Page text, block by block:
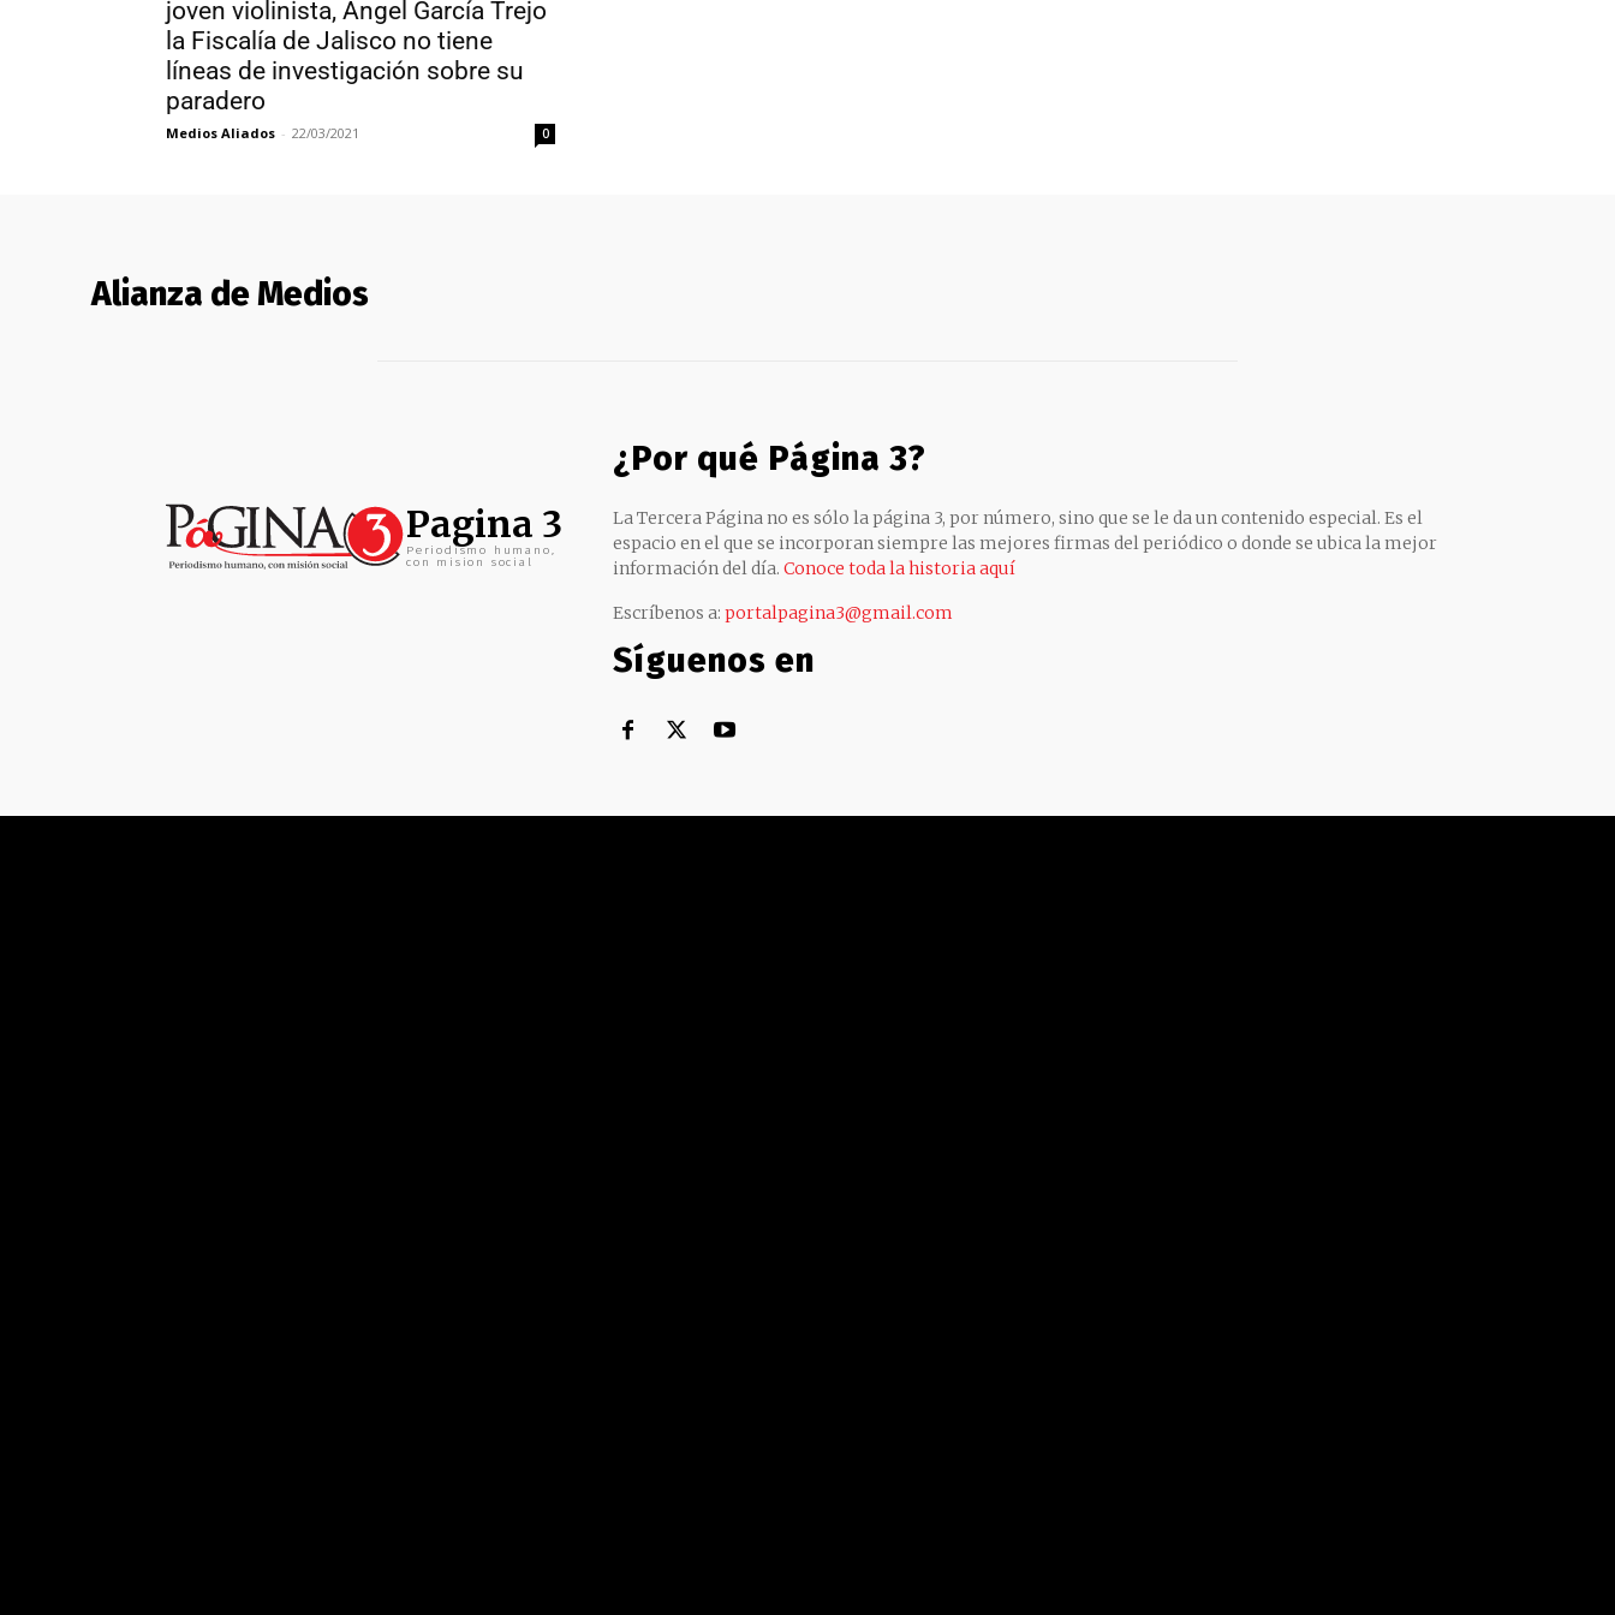
joven violinista, Ángel García Trejo
la Fiscalía de Jalisco no tiene
líneas de investigación sobre su
paradero
Medios Aliados - 22/03/2021 0
Alianza de Medios
Pagina 3
Periodismo humano,
con mision social
¿Por qué Página 3?
La Tercera Página no es sólo la página 3, por número, sino que se le da un contenido especial. Es el
espacio en el que se incorporan siempre las mejores firmas del periódico o donde se ubica la mejor
información del día. Conoce toda la historia aquí
Escríbenos a: portalpagina3@gmail.com
Síguenos en